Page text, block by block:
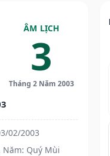
ÂM LỊCH
3
Tháng 2 Năm 2003
02/2003
Quý Mùi